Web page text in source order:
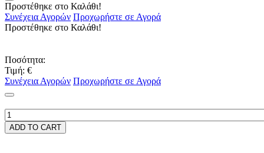
Προστέθηκε στο Καλάθι!
Συνέχεια Αγορών Προχωρήστε σε Αγορά
Προστέθηκε στο Καλάθι!
Ποσότητα:
Τιμή: €
Συνέχεια Αγορών Προχωρήστε σε Αγορά
ADD TO CART